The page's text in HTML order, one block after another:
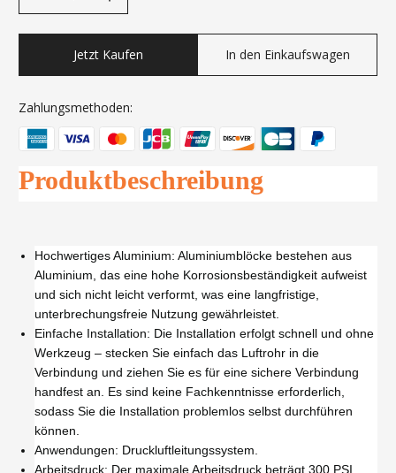
Jetzt Kaufen In den Einkaufswagen
Zahlungsmethoden:
Produktbeschreibung
Hochwertiges Aluminium: Aluminiumblöcke bestehen aus
Aluminium, das eine hohe Korrosionsbeständigkeit aufweist
und sich nicht leicht verformt, was eine langfristige,
unterbrechungsfreie Nutzung gewährleistet.
Einfache Installation: Die Installation erfolgt schnell und ohne
Werkzeug – stecken Sie einfach das Luftrohr in die
Verbindung und ziehen Sie es für eine sichere Verbindung
handfest an. Es sind keine Fachkenntnisse erforderlich,
sodass Sie die Installation problemlos selbst durchführen
können.
Anwendungen: Druckluftleitungssystem.
Arbeitsdruck: Der maximale Arbeitsdruck beträgt 300 PSI.